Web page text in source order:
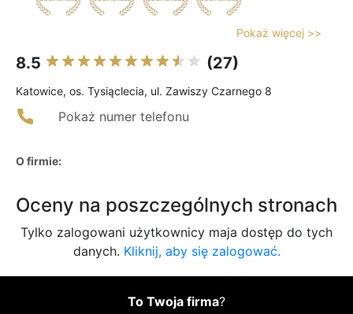
Pokaż więcej >>
8.5 (27)
Katowice, os. Tysiąclecia, ul. Zawiszy Czarnego 8
Pokaż numer telefonu
O firmie:
Oceny na poszczególnych stronach
Tylko zalogowani użytkownicy maja dostęp do tych
danych. Kliknij, aby się zalogować.
To Twoja firma?